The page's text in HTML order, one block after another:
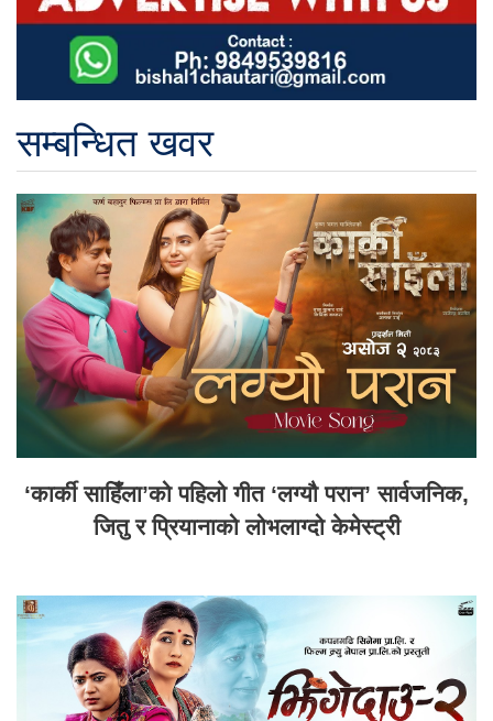
सम्बन्धित खवर
‘कार्की साहिँला’को पहिलो गीत ‘लग्यौ परान’ सार्वजनिक,
जितु र प्रियानाको लोभलाग्दो केमेस्ट्री